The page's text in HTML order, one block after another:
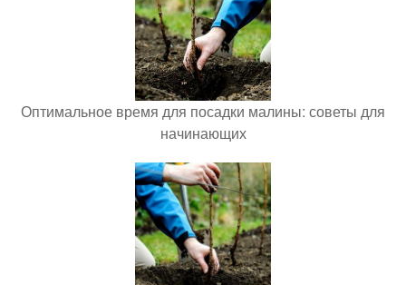
Оптимальное время для посадки малины: советы для
начинающих